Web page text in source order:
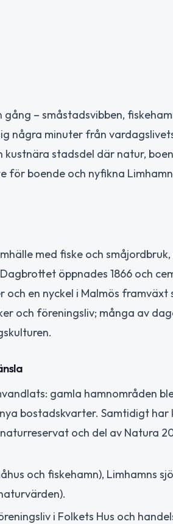
– småstadsvibben,
några minuter från
stadsdel där natur,
boende och nyfikna
med fiske och
öppnades 1866 och
en nyckel i Malmös framväxt
och föreningsliv; många av
gamla hamnområden
bostadskvarter. Samtidigt
och del av Natura
och fiskehamn), Limhamns
i Folkets Hus och